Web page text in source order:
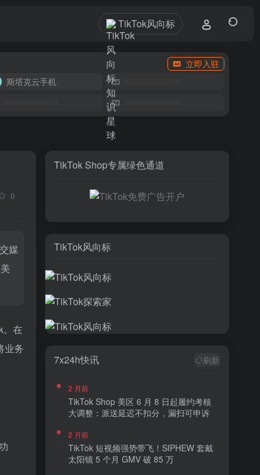
TikTok风向标
立即入驻
斯塔克云手机
0
媒
。在
业务
TikTok Shop专属绿色通道
TikTok风向标
7x24h快讯 刷新
2 月前
TikTok Shop 美区 6 月 8 日起履约考核
大调整：派送延迟不扣分，漏扫可申诉
2 月前
TikTok 短视频强势带飞！SIPHEW 套戴
太阳镜 5 个月 GMV 破 85 万